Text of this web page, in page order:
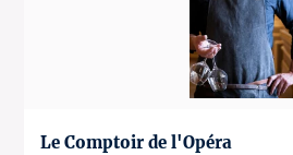
Le Comptoir de l'Opéra